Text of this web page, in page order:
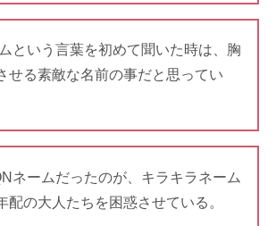
という言葉を初めて聞いた時は、胸
せる素敵な名前の事だと思ってい
ネームだったのが、キラキラネーム
配の大人たちを困惑させている。